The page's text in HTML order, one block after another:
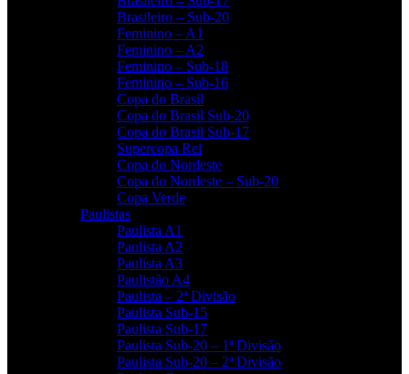
Brasileiro – Sub-20
Feminino – A1
Feminino – A2
Feminino – Sub-18
Feminino – Sub-16
Copa do Brasil
Copa do Brasil Sub-20
Copa do Brasil Sub-17
Supercopa Rei
Copa do Nordeste
Copa do Nordeste – Sub-20
Copa Verde
Paulistas
Paulista A1
Paulista A2
Paulista A3
Paulistão A4
Paulista – 2ª Divisão
Paulista Sub-15
Paulista Sub-17
Paulista Sub-20 – 1ª Divisão
Paulista Sub-20 – 2ª Divisão